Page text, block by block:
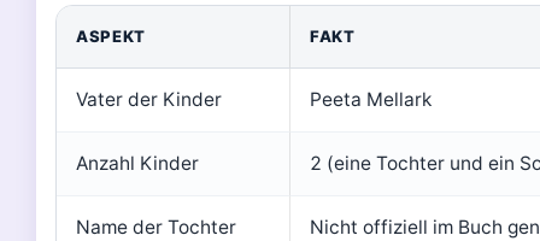
ASPEKT FAKT
Vater der Kinder Peeta Mellark
Anzahl Kinder 2 (eine Tochter und ein
Name der Tochter Nicht offiziell im Buch